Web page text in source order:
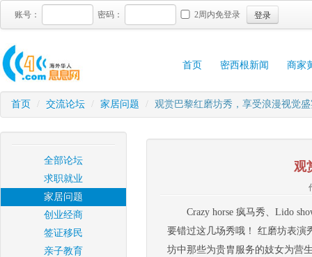
账号： 密码： 2周内免登录 登录
首页 密西根新闻 商家
首页 / 交流论坛 / 家居问题 / 观赏巴黎红磨坊秀，享受浪漫视觉
全部论坛
求职就业
家居问题
创业经商
签证移民
亲子教育
观
Crazy horse 疯马秀、Lido
要错过这几场秀哦！ 红磨坊表演
坊中那些为贵胄服务的妓女为营